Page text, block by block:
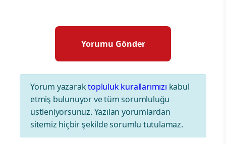
Yorum yazaraktopluluk kurallarımızı kabul
etmiş bulunuyor ve tüm sorumluluğu
üstleniyorsunuz. Yazılan yorumlardan
sitemiz hiçbir şekilde sorumlu tutulamaz.